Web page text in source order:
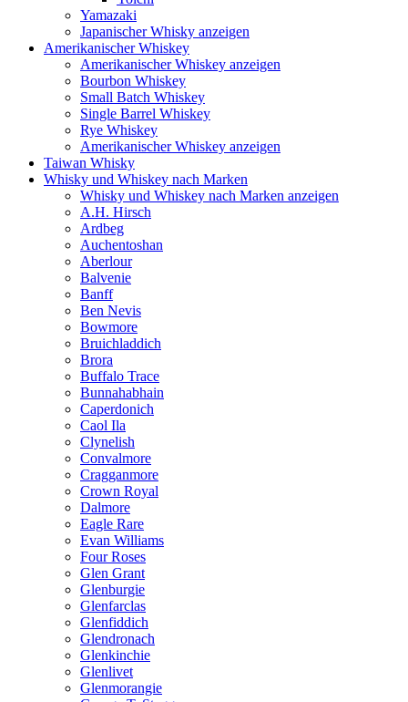
Yamazaki
Japanischer Whisky anzeigen
Amerikanischer Whiskey
Amerikanischer Whiskey anzeigen
Bourbon Whiskey
Small Batch Whiskey
Single Barrel Whiskey
Rye Whiskey
Amerikanischer Whiskey anzeigen
Taiwan Whisky
Whisky und Whiskey nach Marken
Whisky und Whiskey nach Marken anzeigen
A.H. Hirsch
Ardbeg
Auchentoshan
Aberlour
Balvenie
Banff
Ben Nevis
Bowmore
Bruichladdich
Brora
Buffalo Trace
Bunnahabhain
Caperdonich
Caol Ila
Clynelish
Convalmore
Cragganmore
Crown Royal
Dalmore
Eagle Rare
Evan Williams
Four Roses
Glen Grant
Glenburgie
Glenfarclas
Glenfiddich
Glendronach
Glenkinchie
Glenlivet
Glenmorangie